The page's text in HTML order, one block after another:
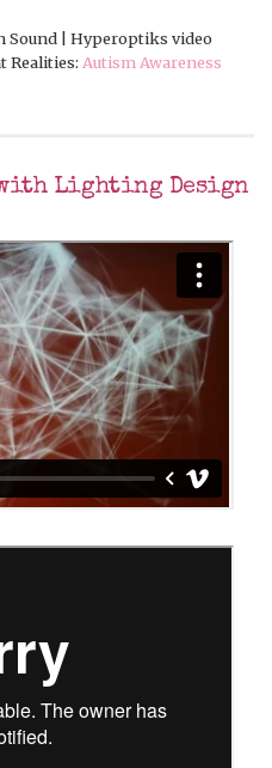
Sound | Hyperoptiks video
Realities: Autism Awareness
Lighting Design